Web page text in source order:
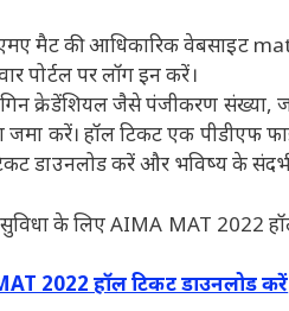
मैट की आधिकारिक वेबसाइट
पोर्टल पर लॉग इन करें।
क्रेडेंशियल जैसे पंजीकरण संख्या,
जमा करें। हॉल टिकट एक पीडीएफ
डाउनलोड करें और भविष्य के संदर्भ
सुविधा के लिए AIMA MAT 2022
2022 हॉल टिकट डाउनलोड करें